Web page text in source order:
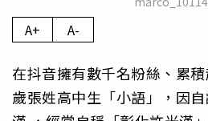
A+ A-
在抖音擁有數千名粉絲、累
歲張姓高中生「小語」，因